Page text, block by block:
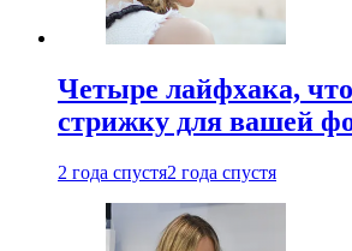
Четыре лайфхака,
стрижку для вашей
2 года спустя2 года спустя